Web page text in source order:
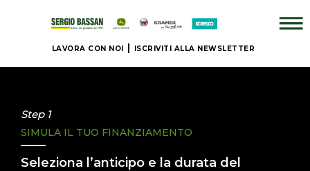
LAVORA CON NOI ISCRIVITI ALLA NEWSLETTER
BRAND
Step 1
SIMULA IL TUO FINANZIAMENTO
Seleziona l’anticipo e la durata del